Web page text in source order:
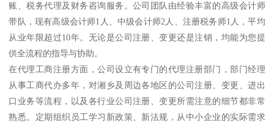
账、税务代理及财务咨询服务。公司团队由经验丰富的高级会计师
带队，现有高级会计师1人、中级会计师2人、注册税务师1人，平均
从业年限超过10年。无论是公司注册、变更还是注销，均能为您提
供全流程的指导与协助。
在代理工商注册方面，公司设立有专门的代理注册部门，部门经理
从事工商代办多年，对湘乡及周边各地区的公司注册、变更、进出
口业务等流程，以及各行业公司注册、变更所需注意的细节都非常
熟悉。定期组织员工学习新政策、新法规，从中小企业的实际需求